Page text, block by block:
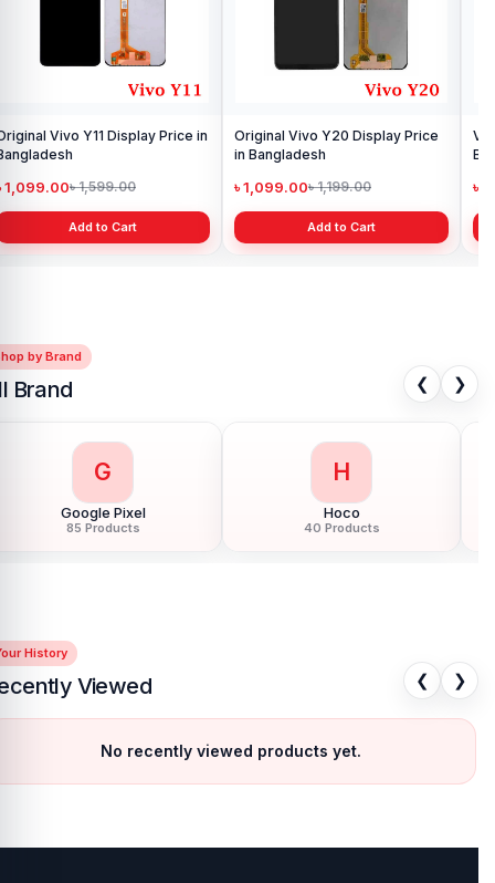
Vivo Y11 Display Price in
1,099.00৳ 1,599.00
Add to Cart
Original Vivo Y20 Display Price
in Bangladesh
৳ 1,099.00৳ 1,199.00
Add to Cart
৳
by Brand
Brand ❮ ❯
H
Honor
124 Products
H
HTC
6 Products
History
Viewed ❮ ❯
No recently viewed products yet.